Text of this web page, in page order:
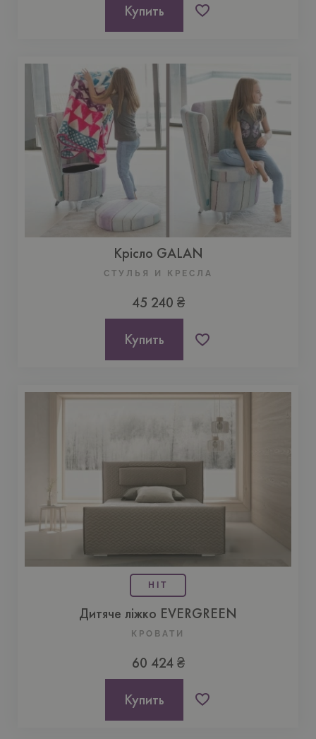
Купить
Крісло GALAN
СТУЛЬЯ И КРЕСЛА
45 240 ₴
Купить
HIT
Дитяче ліжко EVERGREEN
КРОВАТИ
60 424 ₴
Купить